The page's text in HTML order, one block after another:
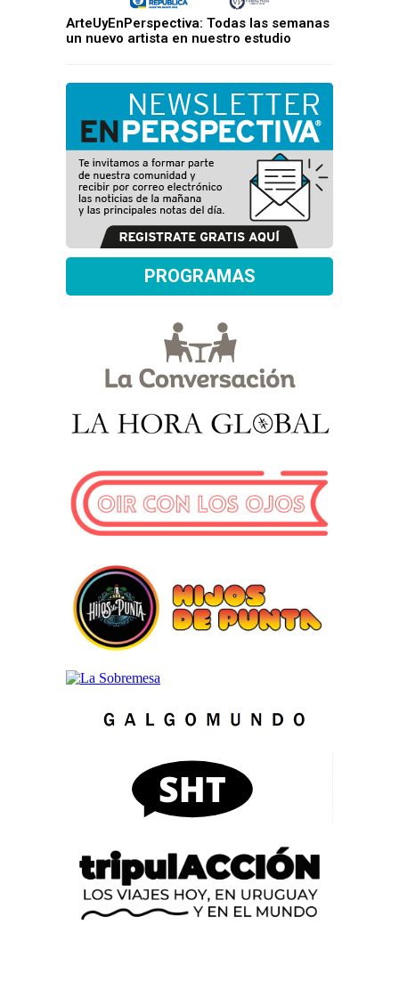
ArteUyEnPerspectiva: Todas las semanas
un nuevo artista en nuestro estudio
PROGRAMAS